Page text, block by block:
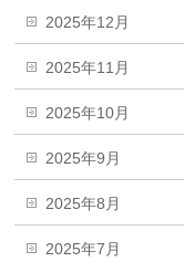
2025年12月
2025年11月
2025年10月
2025年9月
2025年8月
2025年7月